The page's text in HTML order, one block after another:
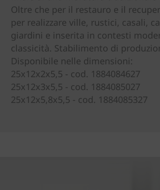
Oltre che per il restauro e il
per realizzare ville, rustici, casali,
giardini e inserita in contesti
classicità. Stabilimento di
Disponibile nelle dimensioni:
25x12x2x5,5 - cod. 1884084627
25x12x3x5,5 - cod. 1884085027
25x12x5,8x5,5 - cod. 1884085327